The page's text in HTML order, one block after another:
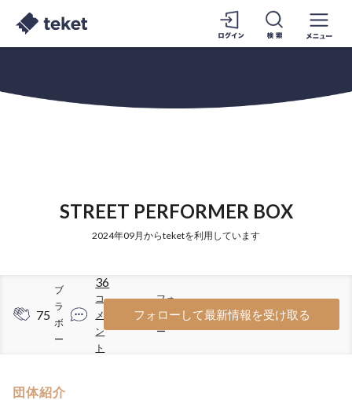
STREET PERFORMER BOX
2024年09月からteketを利用しています
75
ブ
ラ
ボ
ー
36
コ
メ
ン
ト
63
フォ
ロワ
ー
フォローして最新情報を受け取る
団体紹介